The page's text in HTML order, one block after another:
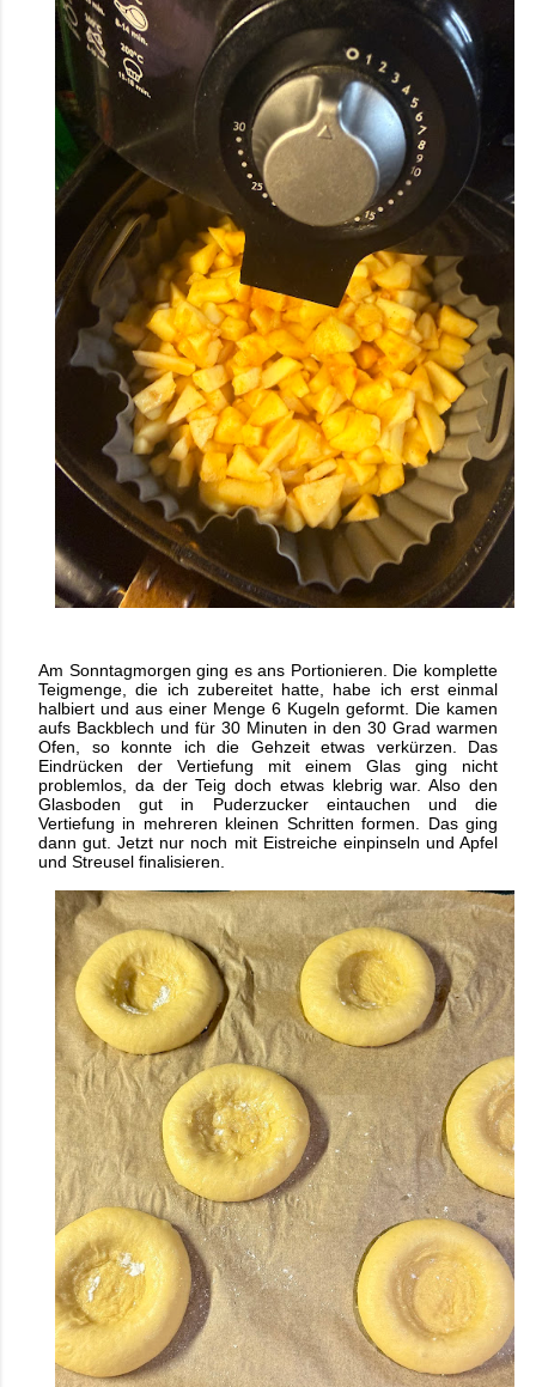
Am Sonntagmorgen ging es ans Portionieren. Die komplette
Teigmenge, die ich zubereitet hatte, habe ich erst einmal
halbiert und aus einer Menge 6 Kugeln geformt. Die kamen
aufs Backblech und für 30 Minuten in den 30 Grad warmen
Ofen, so konnte ich die Gehzeit etwas verkürzen. Das
Eindrücken der Vertiefung mit einem Glas ging nicht
problemlos, da der Teig doch etwas klebrig war. Also den
Glasboden gut in Puderzucker eintauchen und die
Vertiefung in mehreren kleinen Schritten formen. Das ging
dann gut. Jetzt nur noch mit Eistreiche einpinseln und Apfel
und Streusel finalisieren.